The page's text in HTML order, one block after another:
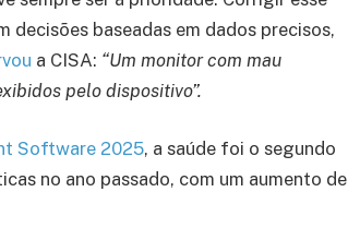
baseadas em dados precisos,
a CISA: “Um monitor com mau
pelo dispositivo”.
Software 2025, a saúde foi o segundo
no ano passado, com um aumento de